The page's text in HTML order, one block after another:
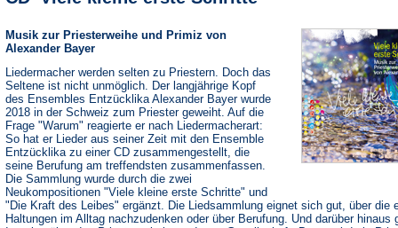
Musik zur Priesterweihe und Primiz von
Alexander Bayer
Liedermacher werden selten zu Priestern. Doch das
Seltene ist nicht unmöglich. Der langjährige Kopf
des Ensembles Entzücklika Alexander Bayer wurde
2018 in der Schweiz zum Priester geweiht. Auf die
Frage "Warum" reagierte er nach Liedermacherart:
So hat er Lieder aus seiner Zeit mit den Ensemble
Entzücklika zu einer CD zusammengestellt, die
seine Berufung am treffendsten zusammenfassen.
Die Sammlung wurde durch die zwei
Neukompositionen "Viele kleine erste Schritte" und
"Die Kraft des Leibes" ergänzt. Die Liedsammlung eignet sich gut, über die
Haltungen im Alltag nachzudenken oder über Berufung. Und darüber hinaus